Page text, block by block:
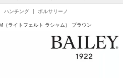
ハンチング ボルサリーノ
（ライトフェルト ラシャム） ブラウン